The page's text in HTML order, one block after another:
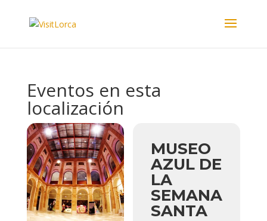
Eventos en esta
localización
MUSEO
AZUL DE
LA
SEMANA
SANTA